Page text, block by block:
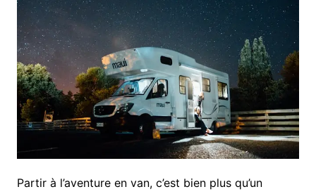
Partir à l’aventure en van, c’est bien plus qu’un